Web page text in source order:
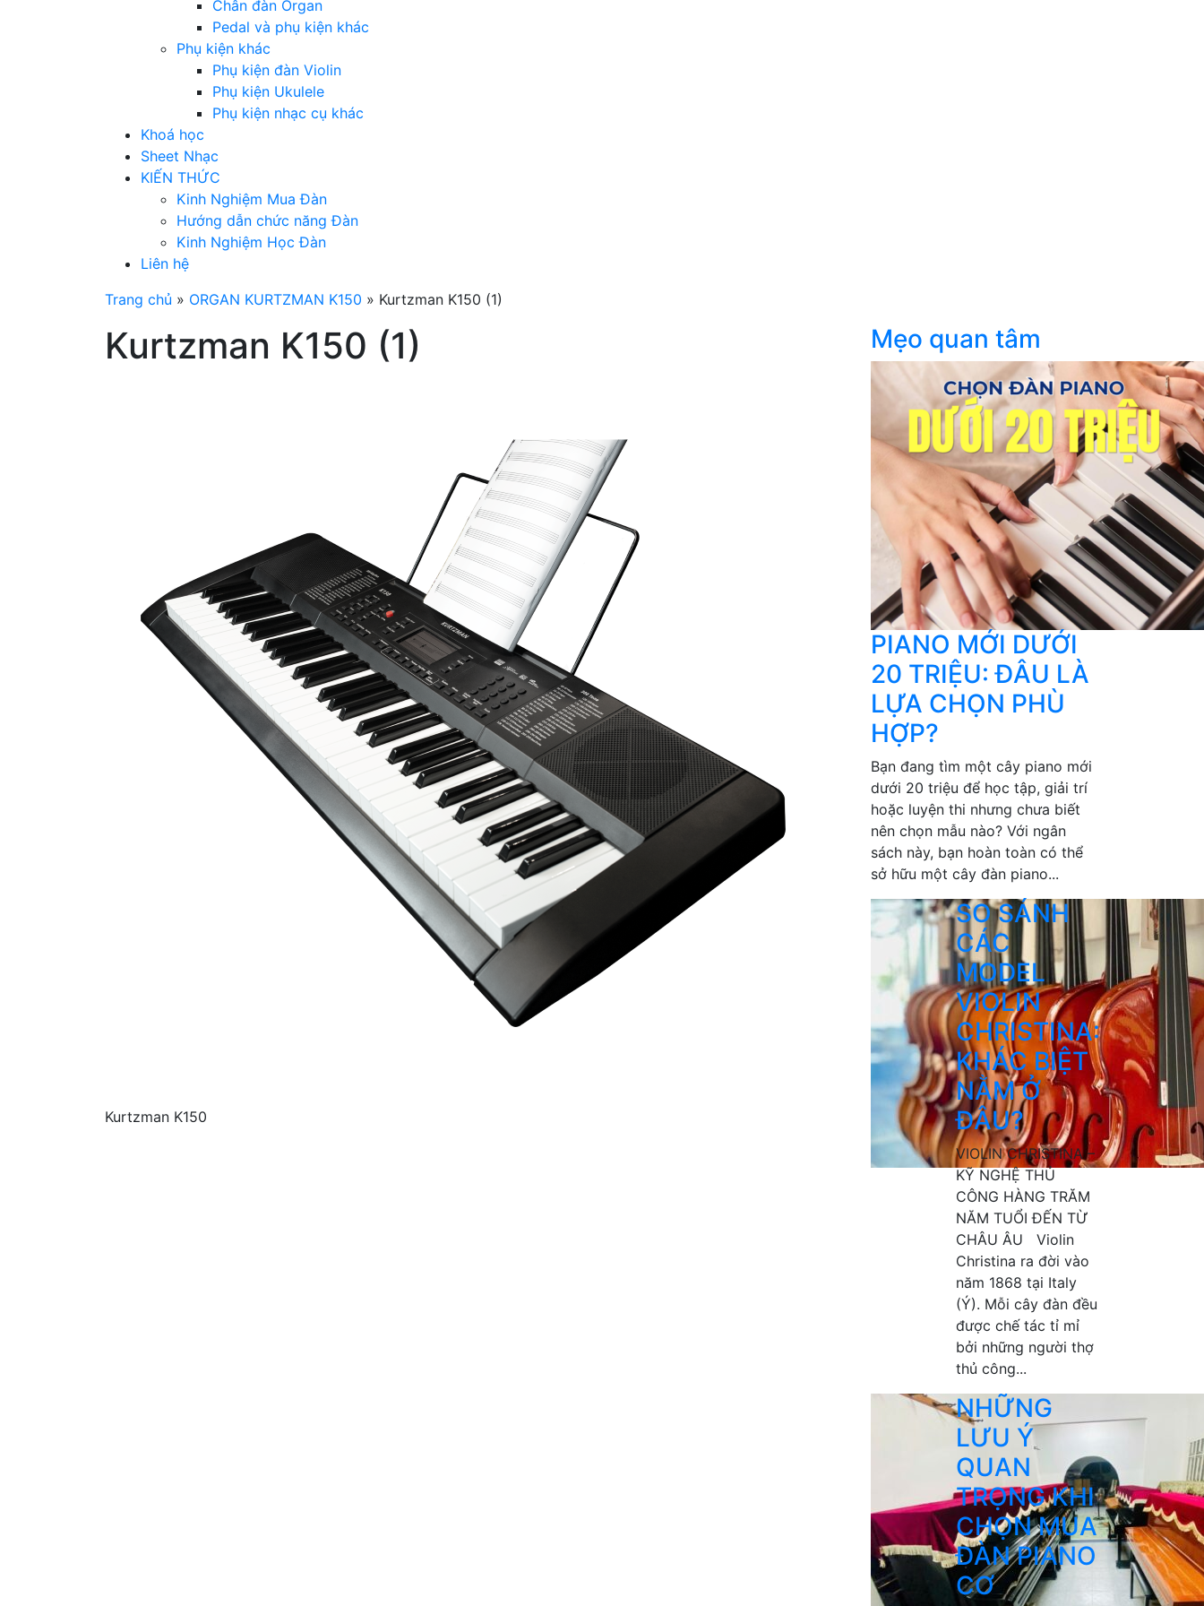
Chân đàn Organ
Pedal và phụ kiện khác
Phụ kiện khác
Phụ kiện đàn Violin
Phụ kiện Ukulele
Phụ kiện nhạc cụ khác
Khoá học
Sheet Nhạc
KIẾN THỨC
Kinh Nghiệm Mua Đàn
Hướng dẫn chức năng Đàn
Kinh Nghiệm Học Đàn
Liên hệ
Trang chủ » ORGAN KURTZMAN K150 » Kurtzman K150 (1)
Kurtzman K150 (1)
Kurtzman K150
Mẹo quan tâm
PIANO MỚI DƯỚI
20 TRIỆU: ĐÂU LÀ
LỰA CHỌN PHÙ
HỢP?
Bạn đang tìm một cây piano mới
dưới 20 triệu để học tập, giải trí
hoặc luyện thi nhưng chưa biết
nên chọn mẫu nào? Với ngân
sách này, bạn hoàn toàn có thể
sở hữu một cây đàn piano...
SO SÁNH
CÁC
MODEL
VIOLIN
CHRISTINA:
KHÁC BIỆT
NẰM Ở
ĐÂU?
VIOLIN CHRISTINA –
KỸ NGHỆ THỦ
CÔNG HÀNG TRĂM
NĂM TUỔI ĐẾN TỪ
CHÂU ÂU Violin
Christina ra đời vào
năm 1868 tại Italy
(Ý). Mỗi cây đàn đều
được chế tác tỉ mỉ
bởi những người thợ
thủ công...
NHỮNG
LƯU Ý
QUAN
TRỌNG KHI
CHỌN MUA
ĐÀN PIANO
CƠ